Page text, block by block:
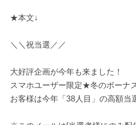
★本文↓
＼＼祝当選／／
大好評企画が今年も来ました！
スマホユーザー限定★冬のボーナ
お客様は今年「38人目」の高額当